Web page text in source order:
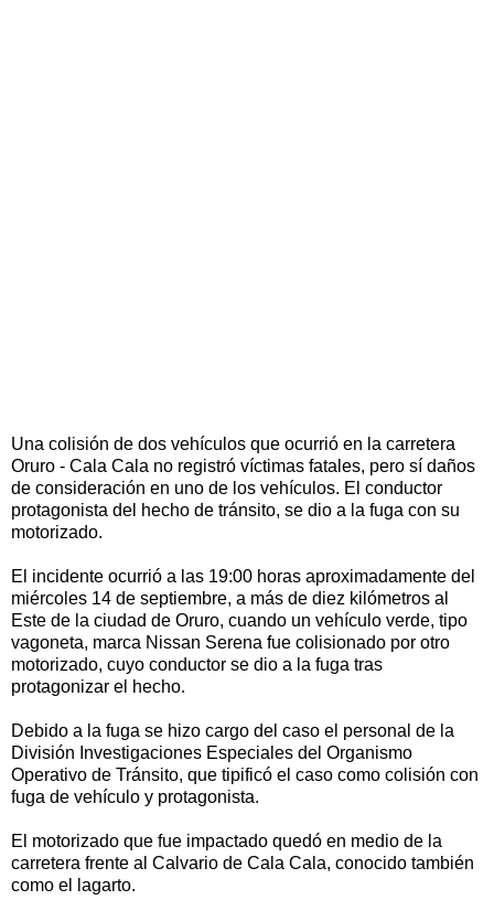
Una colisión de dos vehículos que ocurrió en la carretera
Oruro - Cala Cala no registró víctimas fatales, pero sí daños
de consideración en uno de los vehículos. El conductor
protagonista del hecho de tránsito, se dio a la fuga con su
motorizado.
El incidente ocurrió a las 19:00 horas aproximadamente del
miércoles 14 de septiembre, a más de diez kilómetros al
Este de la ciudad de Oruro, cuando un vehículo verde, tipo
vagoneta, marca Nissan Serena fue colisionado por otro
motorizado, cuyo conductor se dio a la fuga tras
protagonizar el hecho.
Debido a la fuga se hizo cargo del caso el personal de la
División Investigaciones Especiales del Organismo
Operativo de Tránsito, que tipificó el caso como colisión con
fuga de vehículo y protagonista.
El motorizado que fue impactado quedó en medio de la
carretera frente al Calvario de Cala Cala, conocido también
como el lagarto.